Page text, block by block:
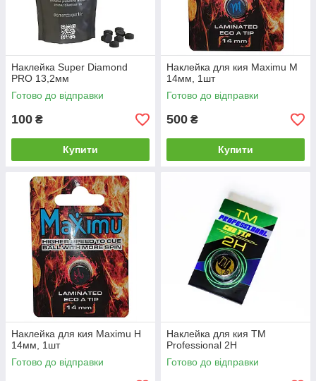
Наклейка Super Diamond
PRO 13,2мм
Готово до відправки
100 ₴
Купити
Наклейка для кия Maximu M
14мм, 1шт
Готово до відправки
500 ₴
Купити
Наклейка для кия Maximu H
14мм, 1шт
Готово до відправки
Наклейка для кия ТМ
Professional 2H
Готово до відправки